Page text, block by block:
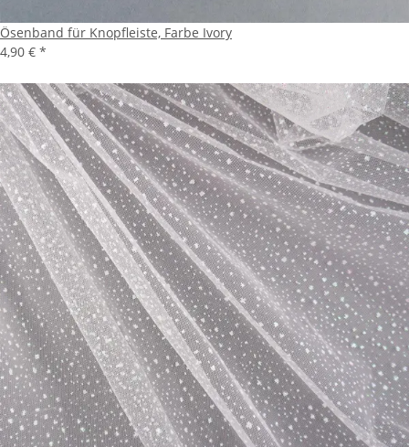
Ösenband für Knopfleiste, Farbe Ivory
4,90 € *